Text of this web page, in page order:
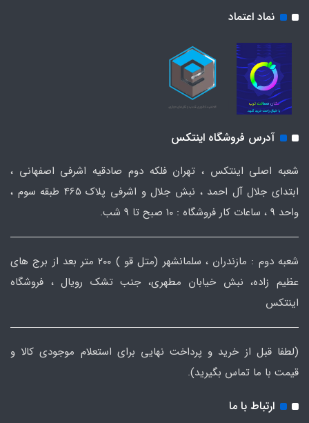
نماد اعتماد
آدرس فروشگاه اینتکس
شعبه اصلی اینتکس ، تهران فلکه دوم صادقیه اشرفی اصفهانی ،
ابتدای جلال آل احمد ، نبش جلال و اشرفی پلاک 465 طبقه سوم ،
واحد ۹ ، ساعات کار فروشگاه : ۱۰ صبح تا ۹ شب.
شعبه دوم : مازندران ، سلمانشهر (متل قو ) ۲۰۰ متر بعد از برج های
عظیم زاده، نبش خیابان مطهری، جنب تشک رویال ، فروشگاه
اینتکس
(لطفا قبل از خرید و پرداخت نهایی برای استعلام موجودی کالا و
قیمت با ما تماس بگیرید).
ارتباط با ما